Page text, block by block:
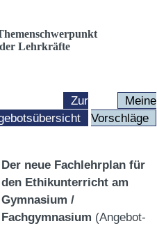
Lehrkräfte
Zur
Meine
Vorschläge
Der neue Fachlehrplan für
den Ethikunterricht am
Gymnasium /
Fachgymnasium (Angebot-